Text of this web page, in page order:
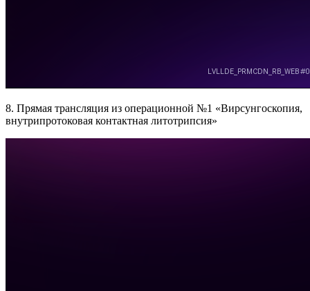
8. Прямая трансляция из операционной №1 «Вирсунгоскопия,
внутрипротоковая контактная литотрипсия»